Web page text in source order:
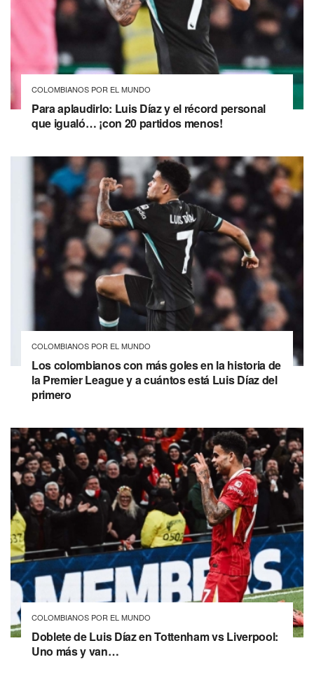
COLOMBIANOS POR EL MUNDO
Para aplaudirlo: Luis Díaz y el récord personal
que igualó… ¡con 20 partidos menos!
COLOMBIANOS POR EL MUNDO
Los colombianos con más goles en la historia de
la Premier League y a cuántos está Luis Díaz del
primero
COLOMBIANOS POR EL MUNDO
Doblete de Luis Díaz en Tottenham vs Liverpool:
Uno más y van…